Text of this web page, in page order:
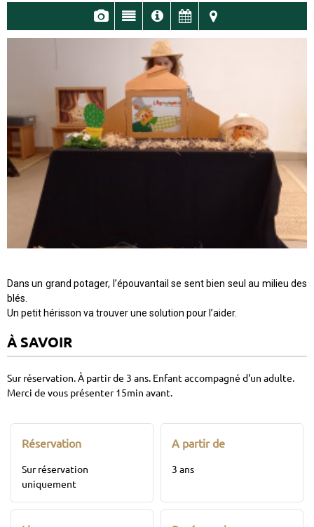
Dans un grand potager, l’épouvantail se sent bien seul au milieu des
blés.
Un petit hérisson va trouver une solution pour l’aider.
À SAVOIR
Sur réservation. À partir de 3 ans. Enfant accompagné d'un adulte.
Merci de vous présenter 15min avant.
Réservation
Sur réservation
uniquement
A partir de
3 ans